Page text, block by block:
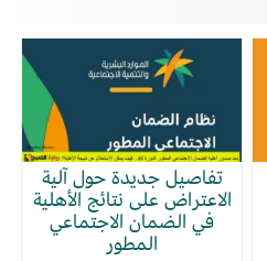
تفاصيل جديدة حول آلية
الاعتراض على نتائج الأهلية
في الضمان الاجتماعي
المطور